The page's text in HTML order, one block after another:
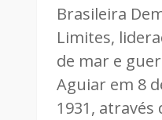
Brasileira
Limites,
de mar e
Aguiar em 8
1931, através